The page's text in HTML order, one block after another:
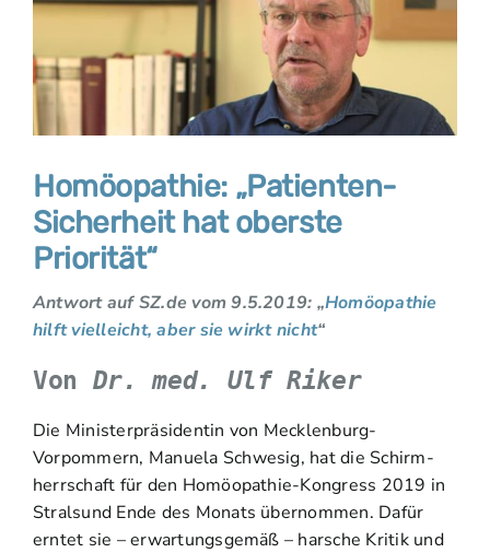
Homöopathie: „Patienten-
Sicherheit hat oberste
Priorität“
Antwort auf SZ.de vom 9.5.2019: „Homöopathie
hilft vielleicht, aber sie wirkt nicht“
Von Dr. med. Ulf Riker
Die Ministerpräsidentin von Mecklenburg-
Vorpommern, Manuela Schwesig, hat die Schirm-
herrschaft für den Homöopathie-Kongress 2019 in
Stralsund Ende des Monats übernommen. Dafür
erntet sie – erwartungsgemäß – harsche Kritik und